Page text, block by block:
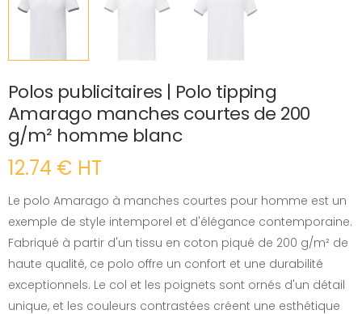
Polos publicitaires | Polo tipping
Amarago manches courtes de 200
g/m² homme blanc
12.74 € HT
Le polo Amarago à manches courtes pour homme est un
exemple de style intemporel et d'élégance contemporaine.
Fabriqué à partir d'un tissu en coton piqué de 200 g/m² de
haute qualité, ce polo offre un confort et une durabilité
exceptionnels. Le col et les poignets sont ornés d'un détail
unique, et les couleurs contrastées créent une esthétique